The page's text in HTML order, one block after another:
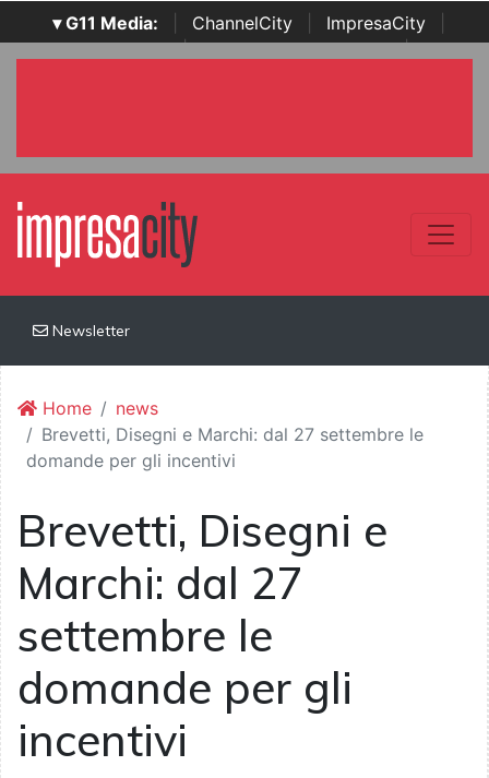
▾ G11 Media: ChannelCity ImpresaCity
SecurityOpenLab | Italian Channel Awards | Italian
Newsletter
Home
news
Brevetti, Disegni e Marchi: dal 27 settembre le
domande per gli incentivi
Brevetti, Disegni e
Marchi: dal 27
settembre le
domande per gli
incentivi